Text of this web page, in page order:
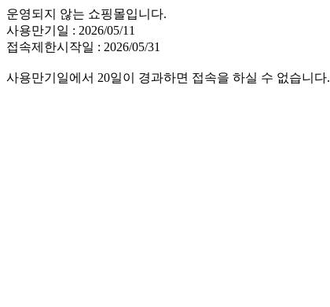
운영되지 않는 쇼핑몰입니다.
사용만기일 : 2026/05/11
접속제한시작일 : 2026/05/31
사용만기일에서 20일이 경과하면 접속을 하실 수 없습니다.